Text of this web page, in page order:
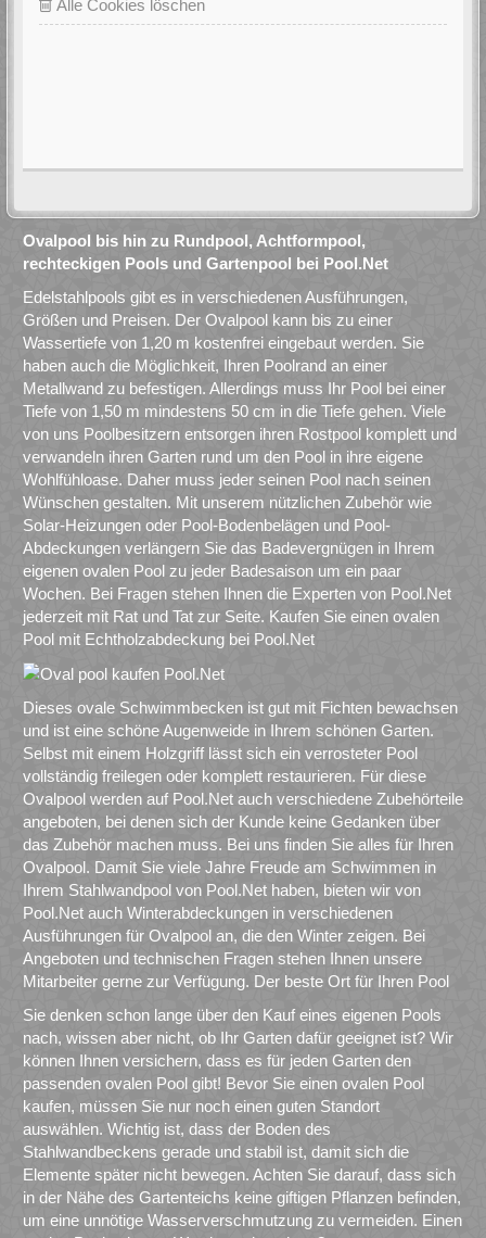
Alle Cookies löschen
Ovalpool bis hin zu Rundpool, Achtformpool,
rechteckigen Pools und Gartenpool bei Pool.Net
Edelstahlpools gibt es in verschiedenen Ausführungen,
Größen und Preisen. Der Ovalpool kann bis zu einer
Wassertiefe von 1,20 m kostenfrei eingebaut werden. Sie
haben auch die Möglichkeit, Ihren Poolrand an einer
Metallwand zu befestigen. Allerdings muss Ihr Pool bei einer
Tiefe von 1,50 m mindestens 50 cm in die Tiefe gehen. Viele
von uns Poolbesitzern entsorgen ihren Rostpool komplett und
verwandeln ihren Garten rund um den Pool in ihre eigene
Wohlfühloase. Daher muss jeder seinen Pool nach seinen
Wünschen gestalten. Mit unserem nützlichen Zubehör wie
Solar-Heizungen oder Pool-Bodenbelägen und Pool-
Abdeckungen verlängern Sie das Badevergnügen in Ihrem
eigenen ovalen Pool zu jeder Badesaison um ein paar
Wochen. Bei Fragen stehen Ihnen die Experten von Pool.Net
jederzeit mit Rat und Tat zur Seite. Kaufen Sie einen ovalen
Pool mit Echtholzabdeckung bei Pool.Net
Dieses ovale Schwimmbecken ist gut mit Fichten bewachsen
und ist eine schöne Augenweide in Ihrem schönen Garten.
Selbst mit einem Holzgriff lässt sich ein verrosteter Pool
vollständig freilegen oder komplett restaurieren. Für diese
Ovalpool werden auf Pool.Net auch verschiedene Zubehörteile
angeboten, bei denen sich der Kunde keine Gedanken über
das Zubehör machen muss. Bei uns finden Sie alles für Ihren
Ovalpool. Damit Sie viele Jahre Freude am Schwimmen in
Ihrem Stahlwandpool von Pool.Net haben, bieten wir von
Pool.Net auch Winterabdeckungen in verschiedenen
Ausführungen für Ovalpool an, die den Winter zeigen. Bei
Angeboten und technischen Fragen stehen Ihnen unsere
Mitarbeiter gerne zur Verfügung. Der beste Ort für Ihren Pool
Sie denken schon lange über den Kauf eines eigenen Pools
nach, wissen aber nicht, ob Ihr Garten dafür geeignet ist? Wir
können Ihnen versichern, dass es für jeden Garten den
passenden ovalen Pool gibt! Bevor Sie einen ovalen Pool
kaufen, müssen Sie nur noch einen guten Standort
auswählen. Wichtig ist, dass der Boden des
Stahlwandbeckens gerade und stabil ist, damit sich die
Elemente später nicht bewegen. Achten Sie darauf, dass sich
in der Nähe des Gartenteichs keine giftigen Pflanzen befinden,
um eine unnötige Wasserverschmutzung zu vermeiden. Einen